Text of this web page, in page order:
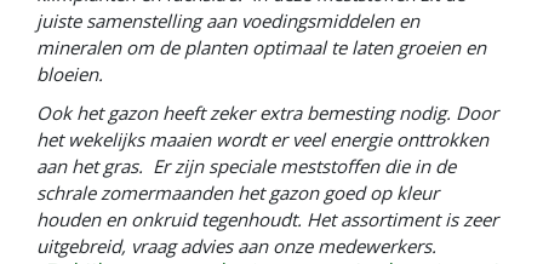
juiste samenstelling aan voedingsmiddelen en
mineralen om de planten optimaal te laten groeien en
bloeien.
Ook het gazon heeft zeker extra bemesting nodig. Door
het wekelijks maaien wordt er veel energie onttrokken
aan het gras. Er zijn speciale meststoffen die in de
schrale zomermaanden het gazon goed op kleur
houden en onkruid tegenhoudt. Het assortiment is zeer
uitgebreid, vraag advies aan onze medewerkers.